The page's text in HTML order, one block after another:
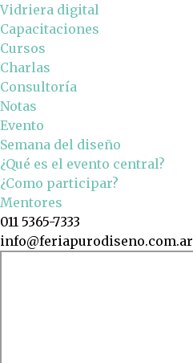
Vidriera digital
Capacitaciones
Cursos
Charlas
Consultoría
Notas
Evento
Semana del diseño
¿Qué es el evento central?
¿Como participar?
Mentores
011 5365-7333
info@feriapurodiseno.com.ar